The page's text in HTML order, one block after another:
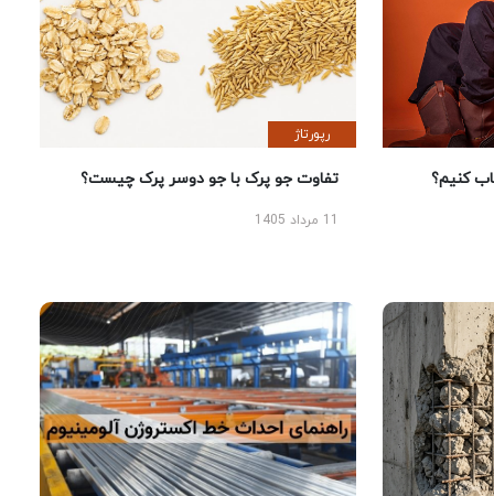
کنیم؟
رپورتاژ
تفاوت جو پرک با جو دوسر پرک چیست؟